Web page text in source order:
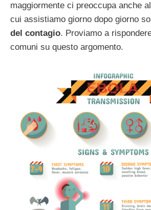
maggiormente ci preoccupa anche
cui assistiamo giorno dopo giorno
del contagio. Proviamo a
comuni su questo argomento.